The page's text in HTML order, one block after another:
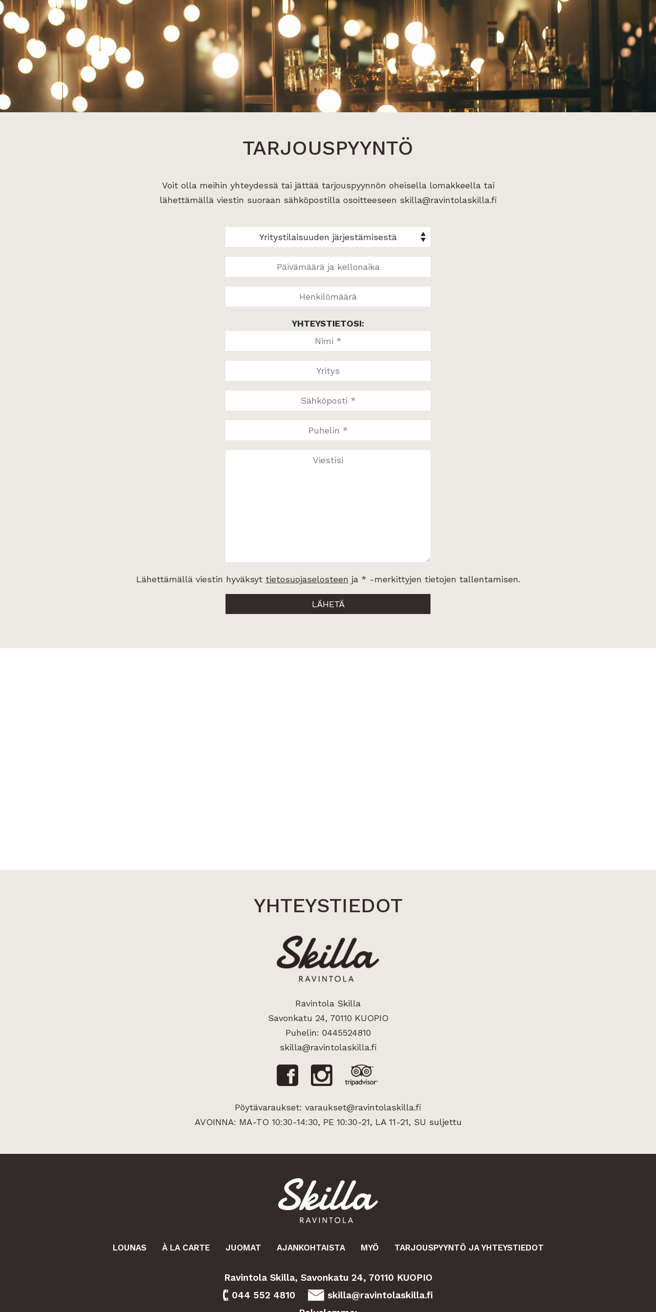
TARJOUSPYYNTÖ
Voit olla meihin yhteydessä tai jättää tarjouspyynnön oheisella lomakkeella tai
lähettämällä viestin suoraan sähköpostilla osoitteeseen skilla@ravintolaskilla.fi
YHTEYSTIETOSI:
Lähettämällä viestin hyväksyt tietosuojaselosteen ja * -merkittyjen tietojen tallentamisen.
YHTEYSTIEDOT
Ravintola Skilla
Savonkatu 24, 70110 KUOPIO
Puhelin: 0445524810
skilla@ravintolaskilla.fi
Pöytävaraukset: varaukset@ravintolaskilla.fi
AVOINNA: MA-TO 10:30-14:30, PE 10:30-21, LA 11-21, SU suljettu
LOUNAS À LA CARTE JUOMAT AJANKOHTAISTA MYÖ TARJOUSPYYNTÖ JA YHTEYSTIEDOT
Ravintola Skilla, Savonkatu 24, 70110 KUOPIO
044 552 4810
skilla@ravintolaskilla.fi